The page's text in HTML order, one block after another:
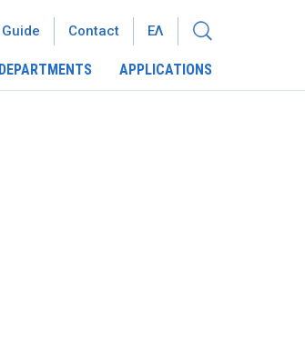
DEPARTMENTS APPLICATIONS
Contact ΕΛ